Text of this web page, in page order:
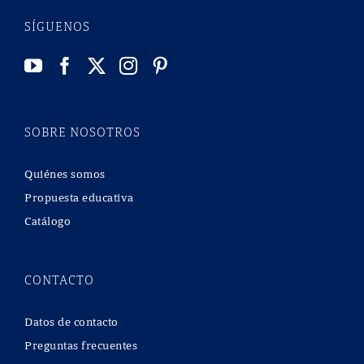
SÍGUENOS
SOBRE NOSOTROS
Quiénes somos
Propuesta educativa
Catálogo
CONTACTO
Datos de contacto
Preguntas frecuentes